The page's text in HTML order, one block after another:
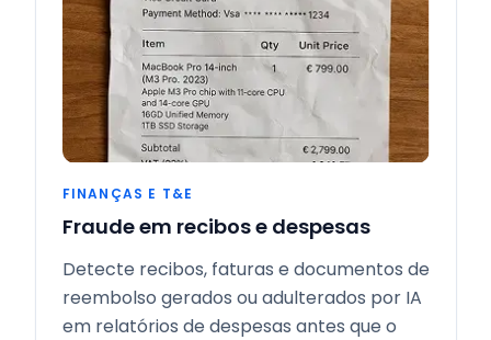
FINANÇAS E T&E
Fraude em recibos e despesas
Detecte recibos, faturas e documentos de
reembolso gerados ou adulterados por IA
em relatórios de despesas antes que o